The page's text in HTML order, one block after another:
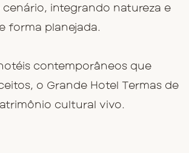
integrando natureza e
forma planejada.
contemporâneos que
o Grande Hotel Termas de
cultural vivo.